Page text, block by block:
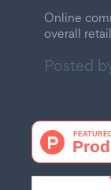
Online
overall
Posted